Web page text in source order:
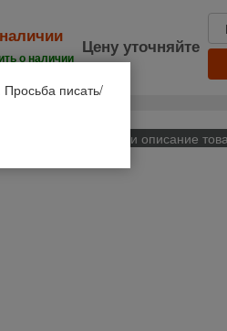
о наличии
Цену уточняйте
Применяемость и описание
писать/